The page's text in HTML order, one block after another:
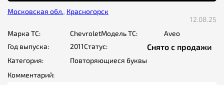
Московская обл., Красногорск
12.08.25
Марка ТС:
ChevroletМодель ТС:
Aveo
Год выпуска:
2011Статус: Снято с продажи
Категория:
Повторяющиеся буквы
Комментарий: